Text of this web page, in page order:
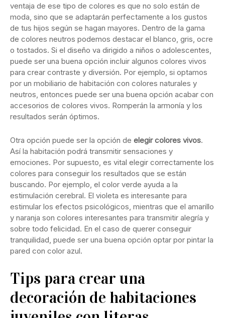
ventaja de ese tipo de colores es que no solo están de
moda, sino que se adaptarán perfectamente a los gustos
de tus hijos según se hagan mayores. Dentro de la gama
de colores neutros podemos destacar el blanco, gris, ocre
o tostados. Si el diseño va dirigido a niños o adolescentes,
puede ser una buena opción incluir algunos colores vivos
para crear contraste y diversión. Por ejemplo, si optamos
por un mobiliario de habitación con colores naturales y
neutros, entonces puede ser una buena opción acabar con
accesorios de colores vivos. Romperán la armonía y los
resultados serán óptimos.
Otra opción puede ser la opción de elegir colores vivos.
Así la habitación podrá transmitir sensaciones y
emociones. Por supuesto, es vital elegir correctamente los
colores para conseguir los resultados que se están
buscando. Por ejemplo, el color verde ayuda a la
estimulación cerebral. El violeta es interesante para
estimular los efectos psicológicos, mientras que el amarillo
y naranja son colores interesantes para transmitir alegría y
sobre todo felicidad. En el caso de querer conseguir
tranquilidad, puede ser una buena opción optar por pintar la
pared con color azul.
Tips para crear una
decoración de habitaciones